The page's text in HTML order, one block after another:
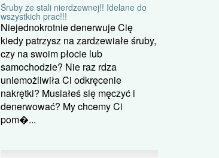
Śruby ze stali nierdzewnej!! Idelane do
wszystkich prac!!!
Niejednokrotnie denerwuje Cię
kiedy patrzysz na zardzewiałe śruby,
czy na swoim płocie lub
samochodzie? Nie raz rdza
uniemożliwiła Ci odkręcenie
nakrętki? Musiałeś się męczyć i
denerwować? My chcemy Ci
pom�...